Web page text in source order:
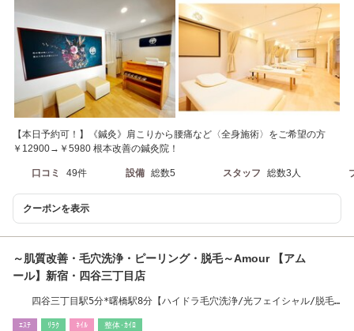
【本日予約可！】《鍼灸》肩こりから腰痛など〈全身施術〉をご希望の方
￥12900→￥5980 根本改善の鍼灸院！
口コミ 49件 設備 総数5 スタッフ 総数3人
クーポンを表示
～肌質改善・毛穴洗浄・ピーリング・脱毛～Amour 【アム
ール】新宿・四谷三丁目店
四谷三丁目駅5分*曙橋駅8分【ハイドラ毛穴洗浄/光フェイシャル/脱毛/
ｴｽﾃ ﾘﾗｸ ﾈｲﾙ 整体･ｶｲﾛ